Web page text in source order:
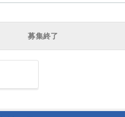
募集終了